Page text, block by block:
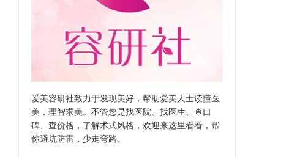
爱美容研社致力于发现美好，帮助爱美人士读懂医
美，理智求美。不管您是找医院、找医生、查口
碑、查价格，了解术式风格，欢迎来这里看看，帮
你避坑防雷，少走弯路。